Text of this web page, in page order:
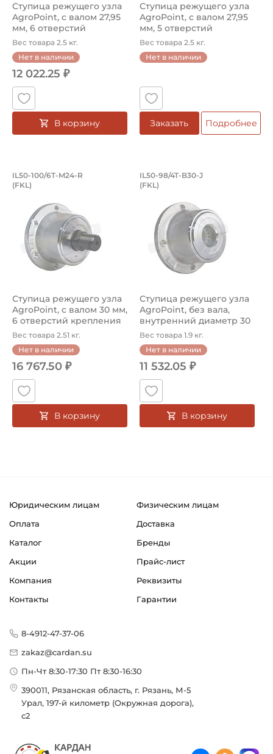
Ступица режущего узла
AgroPoint, с валом 27,95
мм, 6 отверстий
креплени...
Вес товара 2.5 кг.
Нет в наличии
12 022.25 ₽
В корзину
Ступица режущего узла
AgroPoint, с валом 27,95
мм, 5 отверстий
креплени...
Вес товара 2.5 кг.
Нет в наличии
Заказать Подробнее
Ступица режущего узла AgroPoint, с
Ступица IL50-100/6T-M24-R FKL режущего узла
IL50-100/6T-M24-R
(FKL)
Ступица режущего узла
AgroPoint, с валом 30 мм,
6 отверстий крепления
д...
Вес товара 2.51 кг.
Нет в наличии
16 767.50 ₽
В корзину
Ступица режущего
IL50-98/4T-B30-J FKL -
IL50-98/4T-B30-J
(FKL)
Ступица режущего узла
AgroPoint, без вала,
внутренний диаметр 30
мм, 4 ...
Вес товара 1.9 кг.
Нет в наличии
11 532.05 ₽
В корзину
Юридическим лицам
Физическим лицам
Оплата
Доставка
Каталог
Бренды
Акции
Прайс-лист
Компания
Реквизиты
Контакты
Гарантии
8-4912-47-37-06
zakaz@cardan.su
Пн-Чт 8:30-17:30 Пт 8:30-16:30
390011, Рязанская область, г. Рязань, М-5
Урал, 197-й километр (Окружная дорога),
с2